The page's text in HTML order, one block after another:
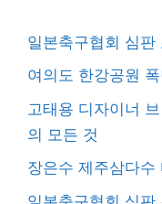
일본축구협회 심
여의도 한강공원
고태용 디자이너
의 모든 것
장은수 제주삼다수